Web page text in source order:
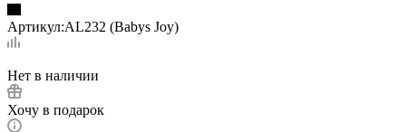
Артикул:AL232 (Babys Joy)
Нет в наличии
Хочу в подарок